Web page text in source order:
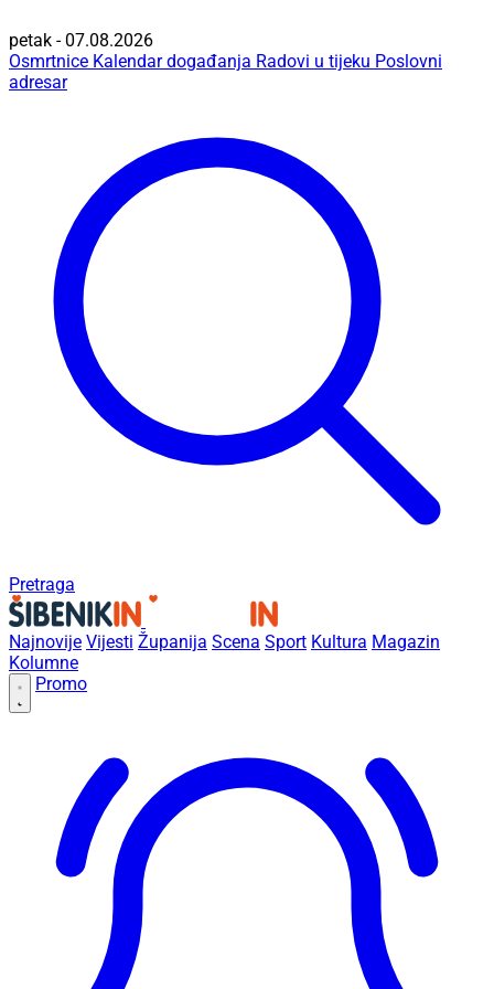
petak - 07.08.2026
Osmrtnice Kalendar događanja Radovi u tijeku Poslovni
adresar
Pretraga
Najnovije Vijesti Županija Scena Sport Kultura Magazin
Kolumne
Promo